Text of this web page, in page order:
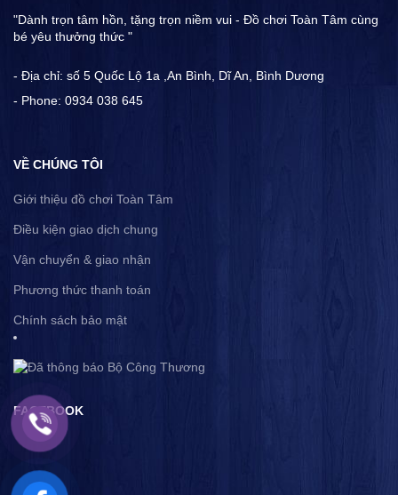
"Dành trọn tâm hồn, tặng trọn niềm vui - Đồ chơi Toàn Tâm cùng
bé yêu thưởng thức "
- Địa chỉ: số 5 Quốc Lộ 1a ,An Bình, Dĩ An, Bình Dương
- Phone: 0934 038 645
VỀ CHÚNG TÔI
Giới thiệu đồ chơi Toàn Tâm
Điều kiện giao dịch chung
Vận chuyển & giao nhận
Phương thức thanh toán
Chính sách bảo mật
FACEBOOK